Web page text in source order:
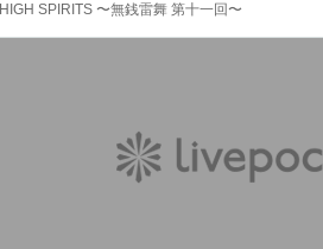
HIGH SPIRITS 〜無銭雷舞 第十一回〜